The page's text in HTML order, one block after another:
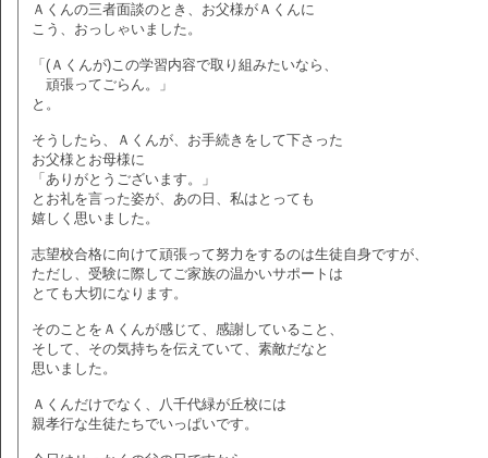
Ａくんの三者面談のとき、お父様がＡくんに
こう、おっしゃいました。
「(Ａくんが)この学習内容で取り組みたいなら、
頑張ってごらん。」
と。
そうしたら、Ａくんが、お手続きをして下さった
お父様とお母様に
「ありがとうございます。」
とお礼を言った姿が、あの日、私はとっても
嬉しく思いました。
志望校合格に向けて頑張って努力をするのは生徒自身ですが、
ただし、受験に際してご家族の温かいサポートは
とても大切になります。
そのことをＡくんが感じて、感謝していること、
そして、その気持ちを伝えていて、素敵だなと
思いました。
Ａくんだけでなく、八千代緑が丘校には
親孝行な生徒たちでいっぱいです。